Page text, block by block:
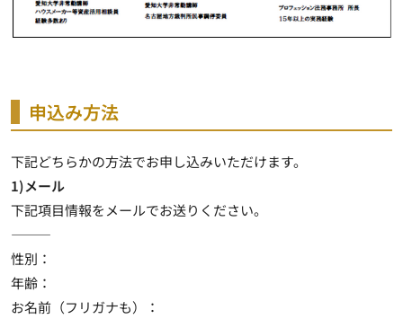
申込み方法
下記どちらかの方法でお申し込みいただけます。
1)メール
下記項目情報をメールでお送りください。
———
性別：
年齢：
お名前（フリガナも）：